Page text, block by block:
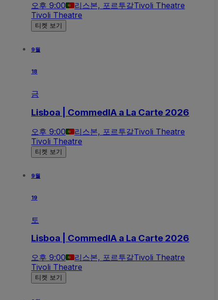
오후 9:00 리스본, 포르투갈Tivoli Theatre
Tivoli Theatre
티켓 보기
9월
18
금
Lisboa | CommedIA a La Carte 2026
오후 9:00 리스본, 포르투갈Tivoli Theatre
Tivoli Theatre
티켓 보기
9월
19
토
Lisboa | CommedIA a La Carte 2026
오후 9:00 리스본, 포르투갈Tivoli Theatre
Tivoli Theatre
티켓 보기